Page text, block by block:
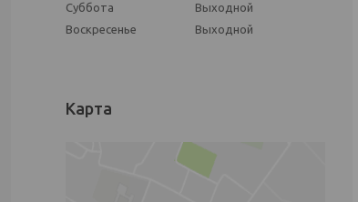
Суббота
Выходной
Воскресенье
Выходной
Карта